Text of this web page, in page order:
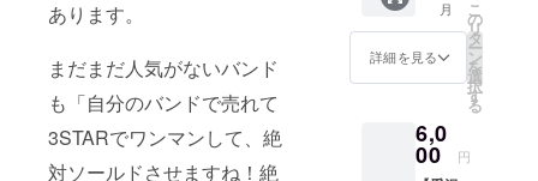
あります。
まだまだ人気がないバンド
も「自分のバンドで売れて
3STARでワンマンして、絶
対ソールドさせますね！絶
M / L /
XL /
XXL ※支
ズをお
選びく
ださ
Yといえ
ば酒！
インパ
クト大
のクラ
ファン
ディン
グ限定
月
詳細を見る
こ
の
リ
タ
ー
ン
を
選
択
す
る
6,0
00 円